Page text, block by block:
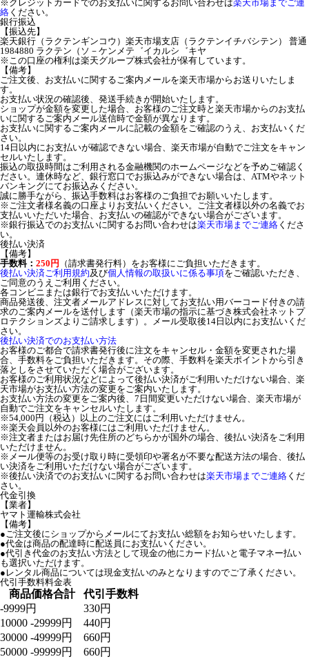
※クレジットカードでのお支払いに関するお問い合わせは楽天市場までご連
絡 ください。
銀行振込
【振込先】
楽天銀行（ラクテンギンコウ）楽天市場支店（ラクテンイチバシテン） 普通
1984880 ラクテン（ソ－ケンメテ゛イカルシ゛キヤ
※この口座の権利は楽天グループ株式会社が保有しています。
【備考】
ご注文後、お支払いに関するご案内メールを楽天市場からお送りいたしま
す。
お支払い状況の確認後、発送手続きが開始いたします。
ショップが金額を変更した場合、お客様のご注文時と楽天市場からのお支払
いに関するご案内メール送信時で金額が異なります。
お支払いに関するご案内メールに記載の金額をご確認のうえ、お支払いくだ
さい。
14日以内にお支払いが確認できない場合、楽天市場が自動でご注文をキャン
セルいたします。
振込の取扱時間はご利用される金融機関のホームページなどを予めご確認く
ださい。連休時など、銀行窓口でお振込みができない場合は、ATMやネット
バンキングにてお振込みください。
誠に勝手ながら、振込手数料はお客様のご負担でお願いいたします。
※ご注文者様名義の口座よりお支払いください。ご注文者様以外の名義でお
支払いいただいた場合、お支払いの確認ができない場合がございます。
※銀行振込でのお支払いに関するお問い合わせは楽天市場までご連絡 くださ
い。
後払い決済
【備考】
手数料： 250円
（請求書発行料）をお客様にご負担いただきます。
後払い決済ご利用規約及び個人情報の取扱いに係る事項をご確認いただき、
ご同意のうえご利用ください。
各コンビニまたは銀行でお支払いいただけます。
商品発送後、注文者メールアドレスに対してお支払い用バーコード付きの請
求のご案内メールを送付します（楽天市場の指示に基づき株式会社ネットプ
ロテクションズよりご請求します）。メール受取後14日以内にお支払いくだ
さい。
後払い決済でのお支払い方法
お客様のご都合で請求書発行後に注文をキャンセル・金額を変更された場
合、手数料をご負担いただきます。その際、手数料を楽天ポイントから引き
落としをさせていただく場合がございます。
お客様のご利用状況などによって後払い決済がご利用いただけない場合、楽
天市場がお支払い方法の変更をご案内いたします。
お支払い方法の変更をご案内後、7日間変更いただけない場合、楽天市場が
自動でご注文をキャンセルいたします。
※54,000円（税込）以上のご注文にはご利用いただけません。
※楽天会員以外のお客様にはご利用いただけません。
※注文者またはお届け先住所のどちらかが国外の場合、後払い決済をご利用
いただけません。
※メール便等のお受け取り時に受領印や署名が不要な配送方法の場合、後払
い決済をご利用いただけない場合がございます。
※後払い決済でのお支払いに関するお問い合わせは楽天市場までご連絡 くだ
さい。
代金引換
【業者】
ヤマト運輸株式会社
【備考】
●ご注文後にショップからメールにてお支払い総額をお知らせいたします。
●代金は商品の配達時に配送員にお支払いください。
●代引き代金のお支払い方法として現金の他にカード払いと電子マネー払い
も選択いただけます。
●レンタル商品については現金支払いのみとなりますのでご了承ください。
代引手数料料金表
商品価格合計
代引手数料
-9999円
330円
10000 -29999円
440円
30000 -49999円
660円
50000 -99999円
660円